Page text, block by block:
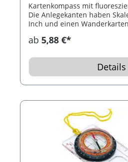
Kartenkompass mit
Die Anlegekanten haben
Inch und einen
flüssigkeitsgedämpfte Nadel
Kartenkompass wird mit
ab 5,88 €*
Details